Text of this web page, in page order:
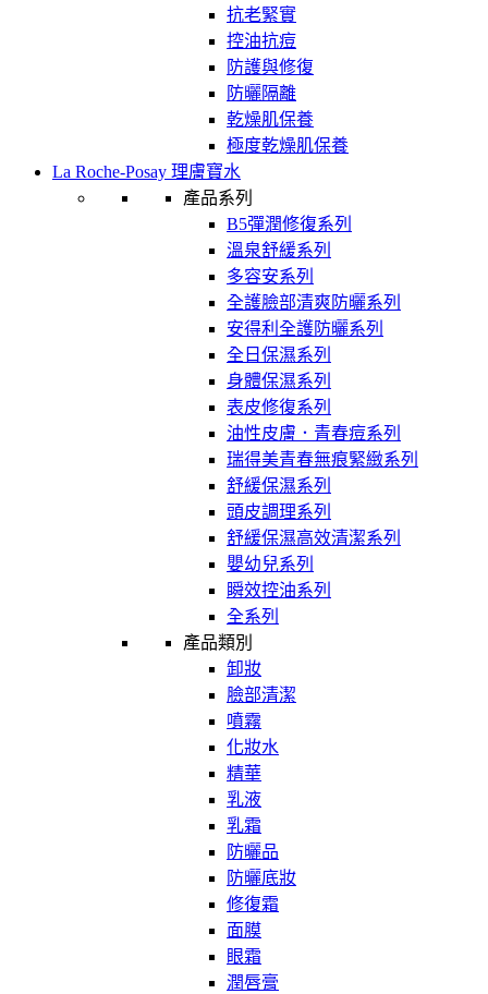
抗老緊實
控油抗痘
防護與修復
防曬隔離
乾燥肌保養
極度乾燥肌保養
La Roche-Posay 理膚寶水
產品系列
B5彈潤修復系列
溫泉舒緩系列
多容安系列
全護臉部清爽防曬系列
安得利全護防曬系列
全日保濕系列
身體保濕系列
表皮修復系列
油性皮膚．青春痘系列
瑞得美青春無痕緊緻系列
舒緩保濕系列
頭皮調理系列
舒緩保濕高效清潔系列
嬰幼兒系列
瞬效控油系列
全系列
產品類別
卸妝
臉部清潔
噴霧
化妝水
精華
乳液
乳霜
防曬品
防曬底妝
修復霜
面膜
眼霜
潤唇膏